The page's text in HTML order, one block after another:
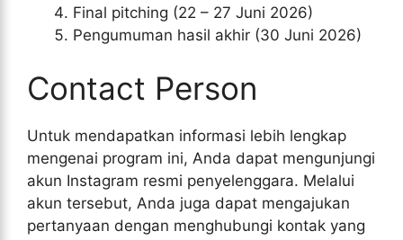
Final pitching (22 – 27 Juni 2026)
Pengumuman hasil akhir (30 Juni 2026)
Contact Person
Untuk mendapatkan informasi lebih lengkap
mengenai program ini, Anda dapat mengunjungi
akun Instagram resmi penyelenggara. Melalui
akun tersebut, Anda juga dapat mengajukan
pertanyaan dengan menghubungi kontak yang